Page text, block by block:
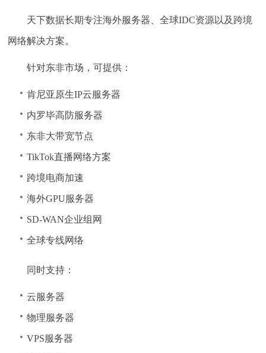
天下数据长期专注海外服务器、全球IDC资源以及跨境
网络解决方案。
针对东非市场，可提供：
肯尼亚原生IP云服务器
内罗毕高防服务器
东非大带宽节点
TikTok直播网络方案
跨境电商加速
海外GPU服务器
SD-WAN企业组网
全球专线网络
同时支持：
云服务器
物理服务器
VPS服务器